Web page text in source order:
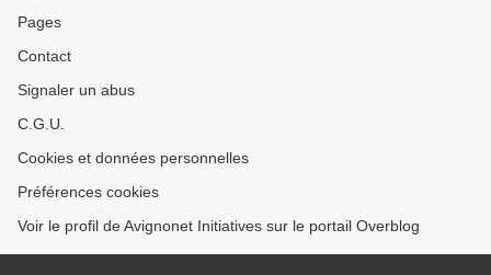
Pages
Contact
Signaler un abus
C.G.U.
Cookies et données personnelles
Préférences cookies
Voir le profil de Avignonet Initiatives sur le portail Overblog